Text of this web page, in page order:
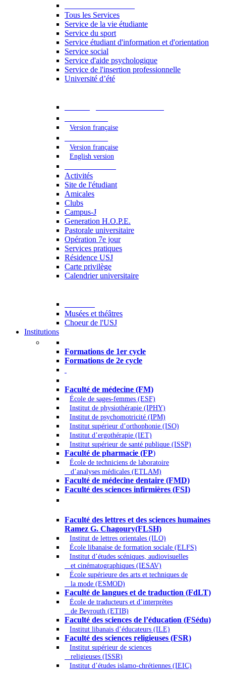
Tous les Services
Service de la vie étudiante
Service du sport
Service étudiant d'information et d'orientation
Service social
Service d'aide psychologique
Service de l'insertion professionnelle
Université d’été
Version française
Version française
English version
Activités
Site de l'étudiant
Amicales
Clubs
Campus-J
Generation H.O.P.E.
Pastorale universitaire
Opération 7e jour
Services pratiques
Résidence USJ
Carte privilège
Calendrier universitaire
Musées et théâtres
Choeur de l'USJ
Institutions
Formations de 1er cycle
Formations de 2e cycle
Faculté de médecine (FM)
École de sages-femmes (ESF)
Institut de physiothérapie (IPHY)
Institut de psychomotricité (IPM)
Institut supérieur d’orthophonie (ISO)
Institut d’ergothérapie (IET)
Institut supérieur de santé publique (ISSP)
Faculté de pharmacie (FP)
École de techniciens de laboratoire
d’analyses médicales (ETLAM)
Faculté de médecine dentaire (FMD)
Faculté des sciences infirmières (FSI)
Faculté des lettres et des sciences humaines
Ramez G. Chagoury(FLSH)
Institut de lettres orientales (ILO)
École libanaise de formation sociale (ELFS)
Institut d’études scéniques, audiovisuelles
et cinématographiques (IESAV)
École supérieure des arts et techniques de
la mode (ESMOD)
Faculté de langues et de traduction (FdLT)
École de traducteurs et d’interprètes
de Beyrouth (ETIB)
Faculté des sciences de l’éducation (FSédu)
Institut libanais d’éducateurs (ILE)
Faculté des sciences religieuses (FSR)
Institut supérieur de sciences
religieuses (ISSR)
Institut d’études islamo-chrétiennes (IEIC)